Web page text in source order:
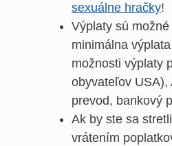
sexuálne hračky!
Výplaty sú
minimálna
možnosti výplaty
obyvateľov USA),
prevod, bankový
Ak by ste sa
vrátením